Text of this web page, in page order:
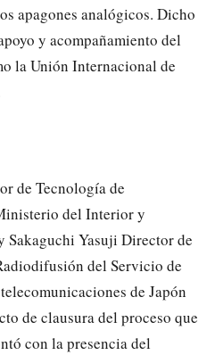
analógicos. Dicho
y acompañamiento del
la Unión Internacional de
de Tecnología de
del Interior y
Sakaguchi Yasuji Director de
del Servicio de
de Japón
de clausura del proceso que
con la presencia del